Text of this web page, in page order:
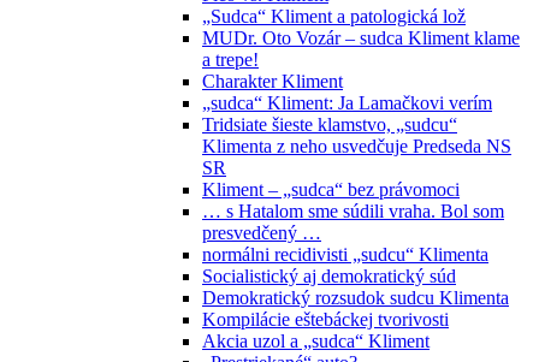
„Sudca“ Kliment a patologická lož
MUDr. Oto Vozár – sudca Kliment klame
a trepe!
Charakter Kliment
„sudca“ Kliment: Ja Lamačkovi verím
Tridsiate šieste klamstvo, „sudcu“
Klimenta z neho usvedčuje Predseda NS
SR
Kliment – „sudca“ bez právomoci
… s Hatalom sme súdili vraha. Bol som
presvedčený …
normálni recidivisti „sudcu“ Klimenta
Socialistický aj demokratický súd
Demokratický rozsudok sudcu Klimenta
Kompilácie eštebáckej tvorivosti
Akcia uzol a „sudca“ Kliment